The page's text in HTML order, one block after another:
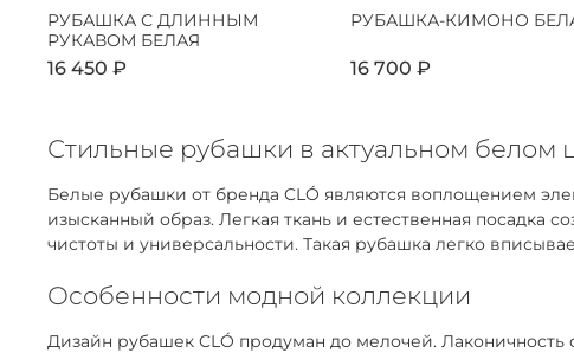
РУБАШКА С ДЛИННЫМ
РУКАВОМ БЕЛАЯ
16 450 ₽
РУБАШКА-КИМОНО
16 700 ₽
Стильные рубашки в актуальном белом
Белые рубашки от бренда CLÓ являются воплощением
изысканный образ. Легкая ткань и естественная
чистоты и универсальности. Такая рубашка легко
Особенности модной коллекции
Дизайн рубашек CLÓ продуман до мелочей. Лаконичность